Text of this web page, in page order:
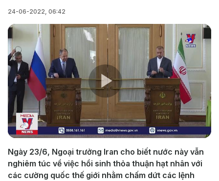
24-06-2022, 06:42
Play
Video
Ngày 23/6, Ngoại trưởng Iran cho biết nước này vẫn
nghiêm túc về việc hồi sinh thỏa thuận hạt nhân với
các cường quốc thế giới nhằm chấm dứt các lệnh